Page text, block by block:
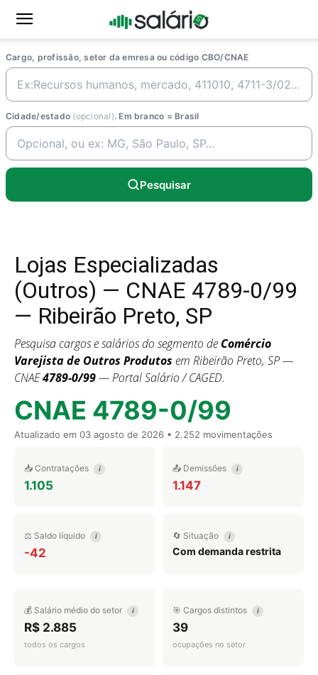
Cargo, profissão, setor da emresa ou código CBO/CNAE
Cidade/estado (opcional). Em branco = Brasil
Pesquisar
Lojas Especializadas
(Outros) — CNAE 4789-0/99
— Ribeirão Preto, SP
Pesquisa cargos e salários do segmento de Comércio
Varejista de Outros Produtos em Ribeirão Preto, SP —
CNAE4789-0/99— Portal Salário / CAGED.
CNAE 4789-0/99
Atualizado em 03 agosto de 2026 • 2.252 movimentações
📥 Contratações i
1.105
📤 Demissões i
1.147
⚖️ Saldo líquido i
-42
🔄 Situação i
Com demanda restrita
💰 Salário médio do setor i
R$ 2.885
todos os cargos
🎯 Cargos distintos i
39
ocupações no setor